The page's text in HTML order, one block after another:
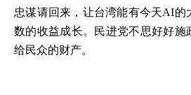
忠谋请回来，让台湾能有今天AI的
数的收益成长。民进党不思好好施
给民众的财产。